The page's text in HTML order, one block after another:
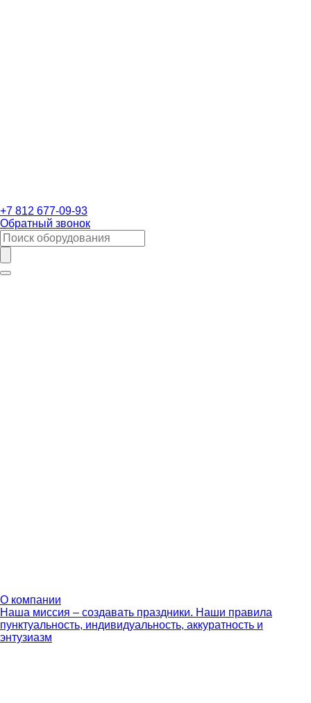
+7 812 677-09-93
Обратный звонок
О компании
Наша миссия – создавать праздники. Наши правила
пунктуальность, индивидуальность, аккуратность и
энтузиазм